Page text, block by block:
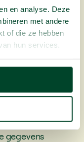
en analyse. Deze
met andere
of die ze hebben
hun services.
op vragen
goede banen te
en
Dit type
en
gegevens